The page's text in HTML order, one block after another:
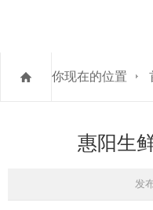
你现在的位置
惠阳生
发